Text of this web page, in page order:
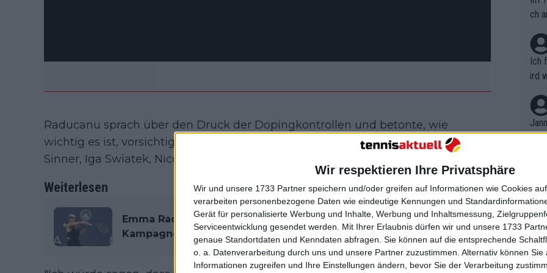
Wir respektieren Ihre Privatsphäre
Wir und unsere 1733 Partner speichern und/oder greifen auf Informationen wie Cookies
verarbeiten personenbezogene Daten wie eindeutige Kennungen und
Gerät für personalisierte Werbung und Inhalte, Werbung und Inhaltsmessung,
Serviceentwicklung gesendet werden. Mit Ihrer Erlaubnis dürfen wir und unsere 1733
genaue Standortdaten und Kenndaten abfragen. Sie können auf die entsprechende
o. a. Datenverarbeitung durch uns und unsere Partner zuzustimmen. Alternativ können Sie
Informationen zugreifen und Ihre Einstellungen ändern, bevor Sie der Verarbeitung
Raducanu sprach über den Druck der Dopingkontrollen und betonte, wie
wichtig es ist, vorsichtig zu sein, um Zwischenfälle wie bei Spielern wie Jannik
Sinner, Iga Swiatek, Nicolas Jarry oder Simona Halep zu vermeiden.
Weiterlesen
Emma Raducanu bestätigt nächste Station ihrer 2025er
Kampagne nach den Australian Open
ch
Ich
ird
r in
em
t,
B.
on
n
nt.